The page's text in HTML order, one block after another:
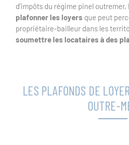
d’impôts du régime pinel
plafonner les loyers que peut
propriétaire-bailleur dans les
soumettre les locataires à des
LES PLAFONDS DE
OUTRE-